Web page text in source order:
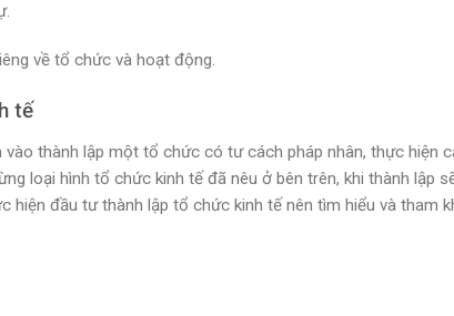
về tổ chức và hoạt động.
tế
thành lập một tổ chức có tư cách pháp nhân, thực hiện
loại hình tổ chức kinh tế đã nêu ở bên trên, khi thành lập
hiện đầu tư thành lập tổ chức kinh tế nên tìm hiểu và tham